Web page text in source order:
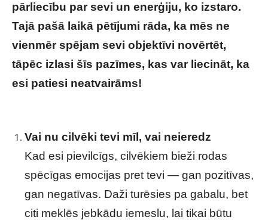
pārliecību par sevi un enerģiju, ko izstaro.
Tajā pašā laikā pētījumi rāda, ka mēs ne
vienmēr spējam sevi objektīvi novērtēt,
tāpēc izlasi šīs pazīmes, kas var liecināt, ka
esi patiesi neatvairāms!
Vai nu cilvēki tevi mīl, vai neieredz
Kad esi pievilcīgs, cilvēkiem bieži rodas
spēcīgas emocijas pret tevi — gan pozitīvas,
gan negatīvas. Daži turēsies pa gabalu, bet
citi meklēs jebkādu iemeslu, lai tikai būtu